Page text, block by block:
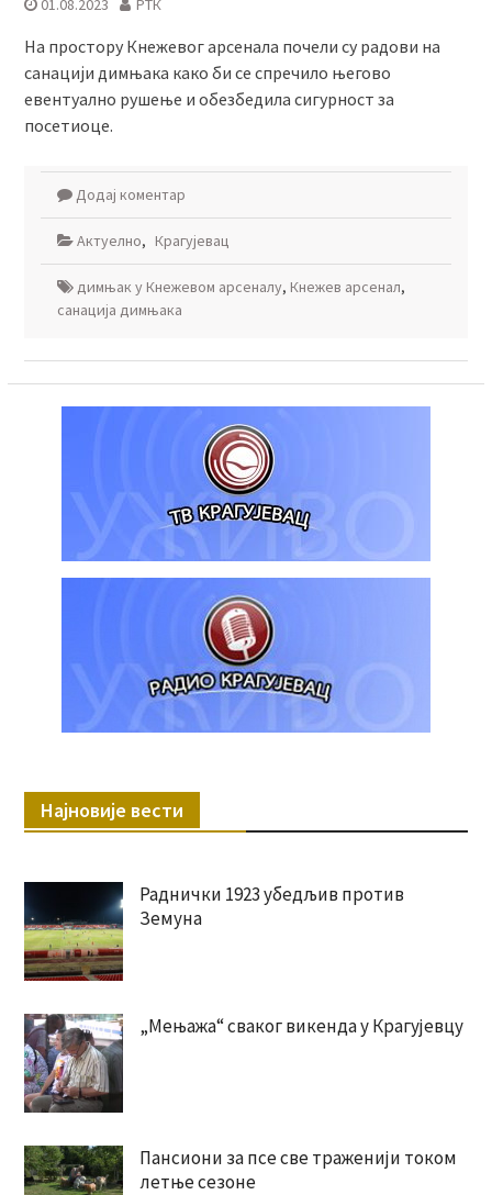
01.08.2023 РТК
На простору Кнежевог арсенала почели су радови на
санацији димњака како би се спречило његово
евентуално рушење и обезбедила сигурност за
посетиоце.
Додај коментар
Актуелно, Крагујевац
димњак у Кнежевом арсеналу, Кнежев арсенал,
санација димњака
Најновије вести
Раднички 1923 убедљив против
Земуна
„Мењажа“ сваког викенда у Крагујевцу
Пансиони за псе све траженији током
летње сезоне